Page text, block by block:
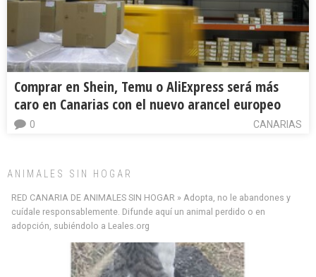
Comprar en Shein, Temu o AliExpress será más
caro en Canarias con el nuevo arancel europeo
CANARIAS
0
ANIMALES SIN HOGAR
RED CANARIA DE ANIMALES SIN HOGAR » Adopta, no le abandones y
cuídale responsablemente. Difunde aquí un animal perdido o en
adopción, subiéndolo a Leales.org